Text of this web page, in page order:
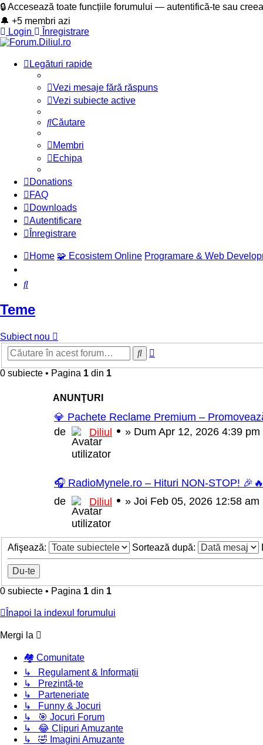
🔒 Accesează toate funcțiile forumului — autentifică-te sau
🔔 +5 membri azi
Login
Înregistrare
Legături rapide
Vezi mesaje fără răspuns
Vezi subiecte active
Căutare
Membri
Echipa
Donations
FAQ
Downloads
Autentificare
Înregistrare
Home 🧩 Ecosistem Online Programare & Web
Căutare
Teme
Subiect nou
Căutare
0 subiecte • Pagina 1 din 1
ANUNŢURI
💎 Pachete Reclame Premium –
de
Diliul » Dum Apr 12, 2026 4:39 pm
🎧 RadioMynele.ro – Hituri NON-STOP!
de
Diliul » Joi Feb 05, 2026 12:58 am
Afişează: Sortează după:
0 subiecte • Pagina 1 din 1
Înapoi la indexul forumului
Mergi la
🏘️ Comunitate
↳ Regulament & Informații
↳ Prezintă-te
↳ Parteneriate
↳ Funny & Jocuri
↳ 🎯 Jocuri Forum
↳ 😂 Clipuri Amuzante
↳ 🤣 Imagini Amuzante